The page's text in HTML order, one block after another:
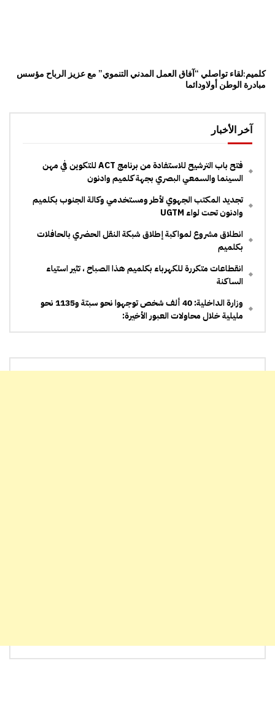
كلميم:لقاء تواصلي “آفاق العمل المدني التنموي” مع عزيز الرباح مؤسس
مبادرة الوطن أولاودائما
آخر الأخبار
فتح باب الترشيح للاستفادة من برنامج ACT للتكوين في مهن
السينما والسمعي البصري بجهة كلميم وادنون
تجديد المكتب الجهوي لأطر ومستخدمي وكالة الجنوب بكلميم
وادنون تحت لواء UGTM
انطلاق مشروع لمواكبة إطلاق شبكة النقل الحضري بالحافلات
بكلميم
انقطاعات متكررة للكهرباء بكلميم هذا الصباح ، تثير استياء
الساكنة
وزارة الداخلية: 40 ألف شخص توجهوا نحو سبتة و1135 نحو
مليلية خلال محاولات العبور الأخيرة: